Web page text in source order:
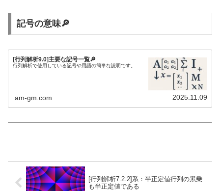
記号の意味🔎
[行列解析9.0]主要な記号一覧🔎
行列解析で使用している記号や用語の簡単な説明です。
am-gm.com 2025.11.09
[行列解析7.2.2]系：半正定値行列の累乗
も半正定値である